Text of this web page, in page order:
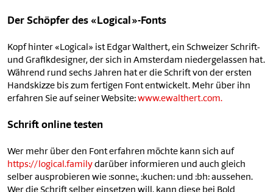
Der Schöpfer des «Logical»-Fonts
Kopf hinter «Logical» ist Edgar Walthert, ein Schweizer Schrift-
und Grafikdesigner, der sich in Amsterdam niedergelassen hat.
Während rund sechs Jahren hat er die Schrift von der ersten
Handskizze bis zum fertigen Font entwickelt. Mehr über ihn
erfahren Sie auf seiner Website: www.ewalthert.com.
Schrift online testen
Wer mehr über den Font erfahren möchte kann sich auf
https://logical.family darüber informieren und auch gleich
selber ausprobieren wie :sonne:, :kuchen: und :bh: aussehen.